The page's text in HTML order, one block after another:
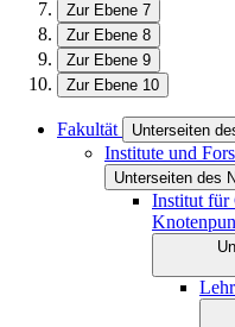
Zur Ebene 7
Zur Ebene 8
Zur Ebene 9
Zur Ebene 10
Fakultät Unterseiten
Institute und
Unterseiten des
Institut für